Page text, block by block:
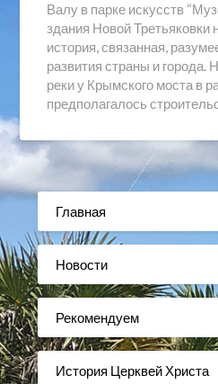
Валу в парке искусств
здания Новой Третьяковки
история, связанная,
развития страны и города.
реки у Крымского моста в
предполагалось
Главная
Новости
Рекомендуем
История Церквей Христа